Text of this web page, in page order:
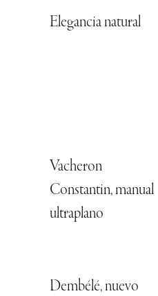
Elegancia natural
Vacheron
Constantin, manual
ultraplano
Dembélé, nuevo